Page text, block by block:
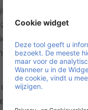
worden erkend
concurrentie
uitdaging, want het
onze sector.
leveranciers en
we blijven leveren